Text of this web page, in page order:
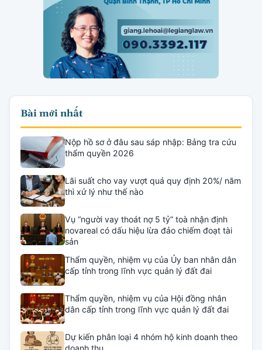
Bài mới nhất
Nộp hồ sơ ở đâu sau sáp nhập: Bảng tra cứu
thẩm quyền 2026
Lãi suất cho vay vượt quá quy định 20%/ năm
thì xử lý như thế nào
Vụ “người vay thoát nợ 5 tỷ” toà nhận định
novareal có dấu hiệu lừa đảo chiếm đoạt tài
sản
Thẩm quyền, nhiệm vụ của Ủy ban nhân dân
cấp tỉnh trong lĩnh vực quản lý đất đai
Thẩm quyền, nhiệm vụ của Hội đồng nhân
dân cấp tỉnh trong lĩnh vực quản lý đất đai
Dự kiến phân loại 4 nhóm hộ kinh doanh theo
doanh thu